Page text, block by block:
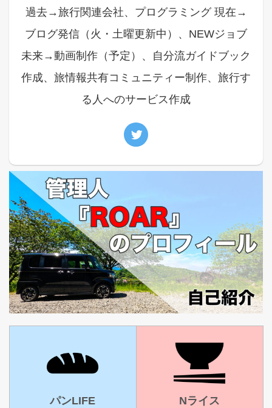
過去→旅行関連会社、プログラミング 現在→
ブログ発信（火・土曜更新中）、NEWジョブ
未来→動画制作（予定）、自分流ガイドブック
作成、旅情報共有コミュニティー制作、旅行す
る人へのサービス作成
パンLIFE Nライス